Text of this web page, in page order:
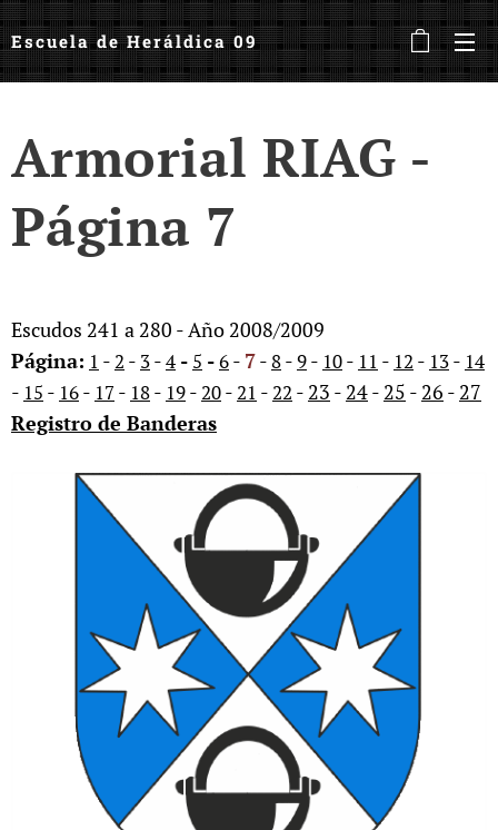
Escuela de Heráldica 09
Armorial RIAG -
Página 7
Escudos 241 a 280 - Año 2008/2009
Página: 1 -2 - 3-4 - 5 -6- 7-8-9- 10- 11 - 12 - 13- 14
- 15 - 16- 17 - 18- 19-20-21 -22 - 23 - 24- 25 - 26 - 27
Registro de Banderas